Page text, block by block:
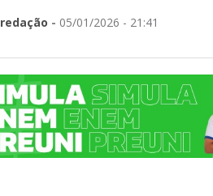
redação - 05/01/2026 - 21:41